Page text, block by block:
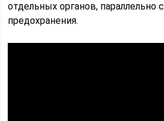
отдельных органов, параллельно
предохранения.